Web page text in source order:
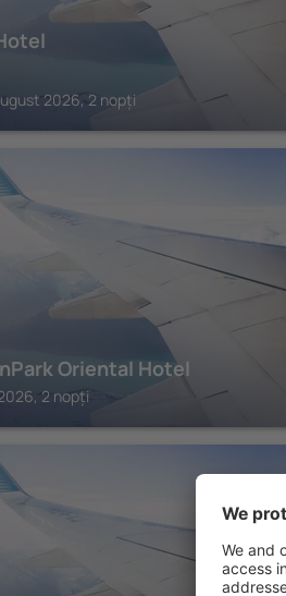
2026, 2 nopți
Oriental Hotel
2 nopți